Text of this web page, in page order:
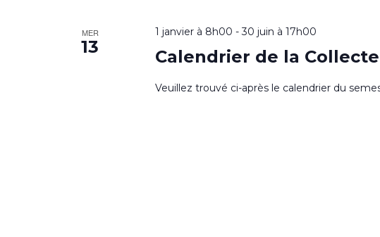
MER
13
1 janvier à 8h00 -30 juin à 17h00
Calendrier de la
Veuillez trouvé ci-après le calendrier du